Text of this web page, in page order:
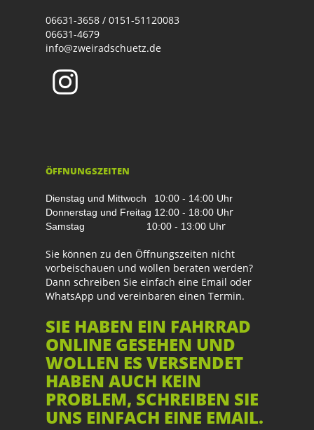
06631-3658 / 0151-51120083
06631-4679
info@zweiradschuetz.de
ÖFFNUNGSZEITEN
Dienstag und Mittwoch
10:00 - 14:00 Uhr
Donnerstag und Freitag 12:00 - 18:00 Uhr
Samstag 10:00 - 13:00 Uhr
Sie können zu den Öffnungszeiten nicht
vorbeischauen und wollen beraten werden?
Dann schreiben Sie einfach eine Email oder
WhatsApp und vereinbaren einen Termin.
SIE HABEN EIN FAHRRAD
ONLINE GESEHEN UND
WOLLEN ES VERSENDET
HABEN AUCH KEIN
PROBLEM, SCHREIBEN SIE
UNS EINFACH EINE EMAIL.